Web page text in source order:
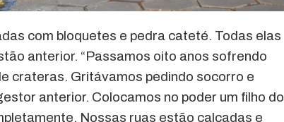
com bloquetes e pedra cateté. Todas elas
anterior. “Passamos oito anos sofrendo
crateras. Gritávamos pedindo socorro e
anterior. Colocamos no poder um filho do
Nossas ruas estão calçadas e